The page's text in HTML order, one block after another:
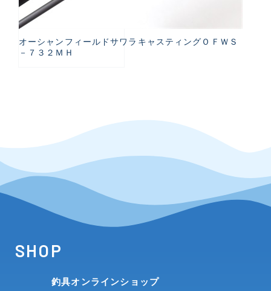
オーシャンフィールドサワラキャスティングＯＦＷＳ
－７３２ＭＨ
SHOP
釣具オンラインショップ